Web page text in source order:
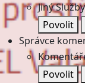
Jiný
Povolit
Správce
Povolit